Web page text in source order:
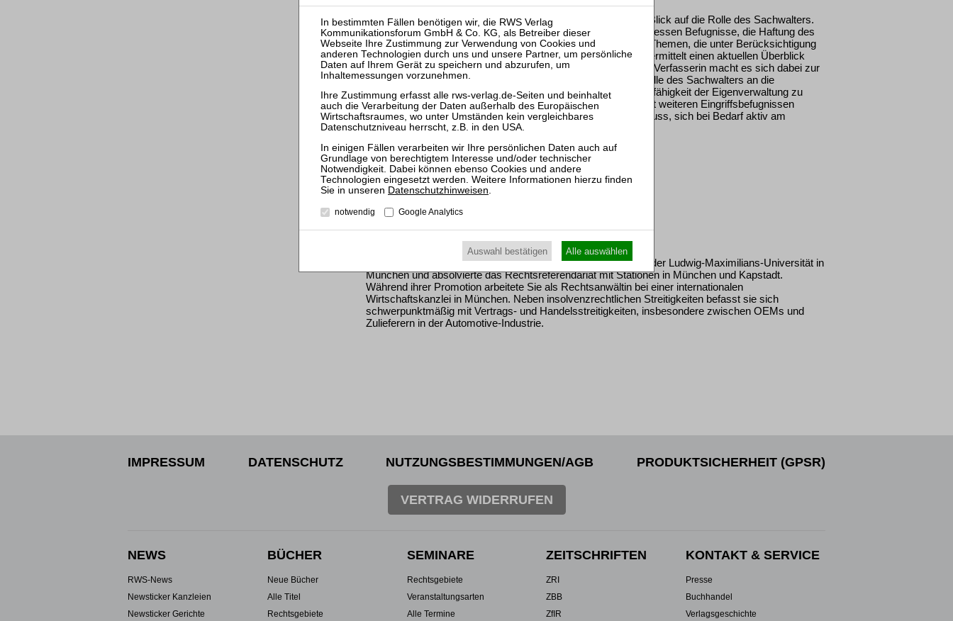
Das Werk untersucht das Verfahren der Eigenverwaltung mit Blick auf die Rolle des Sachwalters.
Die Aufgabenverteilung zwischen Schuldner und Sachwalter, dessen Befugnisse, die Haftung des
Sachwalters sowie dessen Vergütung sind ein Ausschnitt der Themen, die unter Berücksichtigung
der aktuellen Rechtsprechung analysiert werden. Das Werk vermittelt einen aktuellen Überblick
über den Meinungsstand in Rechtsprechung und Literatur. Die Verfasserin macht es sich dabei zur
Aufgabe Lösungsansätze zu finden, die dazu beitragen, die Rolle des Sachwalters an die
Bedürfnisse der Praxis anzupassen und letztlich die Funktionsfähigkeit der Eigenverwaltung zu
steigern. Das Werk zeigt auf, dass ein Sachwalter nicht nur mit weiteren Eingriffsbefugnissen
ausgestattet sondern allgemein in die Lage versetzt werden muss, sich bei Bedarf aktiv am
Verfahren zu beteiligen.
Downloads
Vorwort Inhaltsverzeichnis
Jessica Hedaiat-Radstudierte Rechtswissenschaften an der Ludwig-Maximilians-Universität in
München und absolvierte das Rechtsreferendariat mit Stationen in München und Kapstadt.
Während ihrer Promotion arbeitete Sie als Rechtsanwältin bei einer internationalen
Wirtschaftskanzlei in München. Neben insolvenzrechtlichen Streitigkeiten befasst sie sich
schwerpunktmäßig mit Vertrags- und Handelsstreitigkeiten, insbesondere zwischen OEMs und
Zulieferern in der Automotive-Industrie.
IMPRESSUM DATENSCHUTZ NUTZUNGSBESTIMMUNGEN/AGB PRODUKTSICHERHEIT (GPSR)
VERTRAG WIDERRUFEN
NEWS
RWS-News
Newsticker Kanzleien
Newsticker Gerichte
BÜCHER
Neue Bücher
Alle Titel
Rechtsgebiete
SEMINARE
Rechtsgebiete
Veranstaltungsarten
Alle Termine
ZEITSCHRIFTEN
ZRI
ZBB
ZfIR
KONTAKT & SERVICE
Presse
Buchhandel
Verlagsgeschichte
Datenschutzhinweisen
notwendig Google Analytics
Auswahl bestätigen Alle auswählen